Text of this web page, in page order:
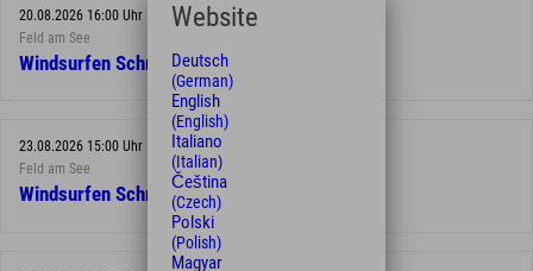
20.08.2026 16:00 Uhr
Feld am See
Windsurfen Schnuppern am Brennsee
23.08.2026 15:00 Uhr
Feld am See
Windsurfen Schnuppern am Brennsee
Website
Deutsch
(German)
English
(English)
Italiano
(Italian)
Čeština
(Czech)
Polski
(Polish)
Magyar